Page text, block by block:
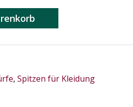
, Spitzen für Kleidung